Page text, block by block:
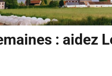
: aidez